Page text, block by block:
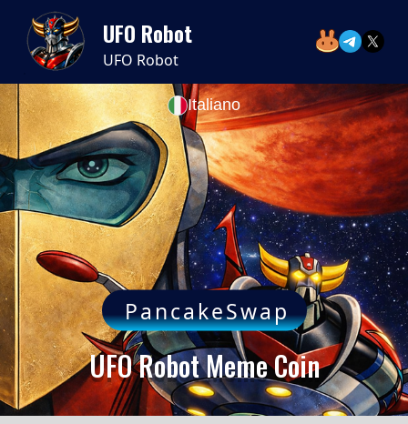
Italiano
UFO Robot
UFO Robot
UFO Robot Meme Coin
PancakeSwap